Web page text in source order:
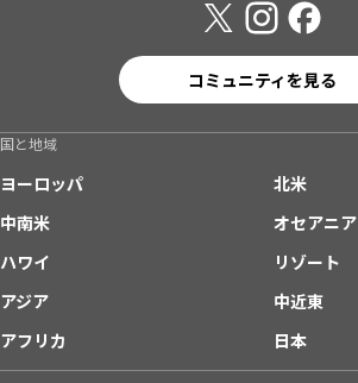
コミュニティを見る
国と地域
ヨーロッパ
北米
中南米
オセアニア
ハワイ
リゾート
アジア
中近東
アフリカ
日本